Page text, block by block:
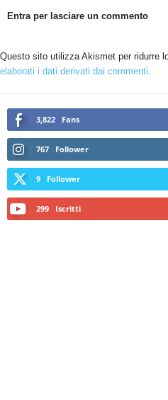
Entra per lasciare un commento
Questo sito utilizza Akismet per ridurre
elaborati i dati derivati dai commenti.
3,822 Fans
767 Follower
9 Follower
299 Iscritti